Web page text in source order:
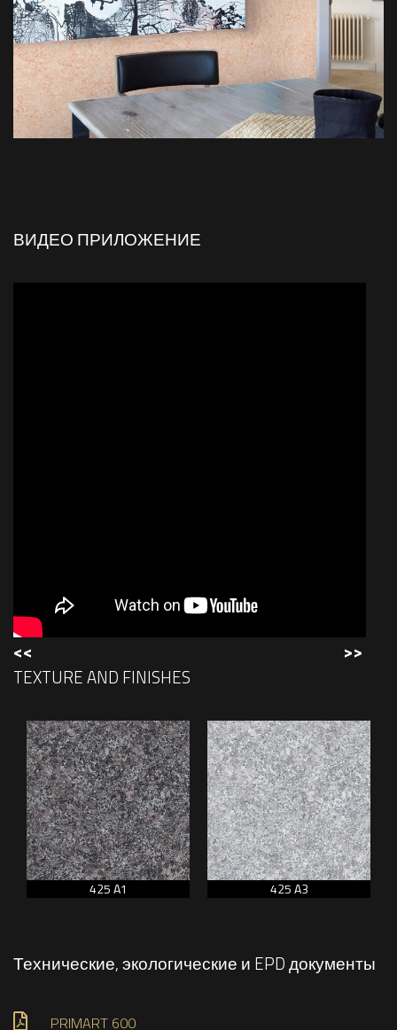
ВИДЕО ПРИЛОЖЕНИЕ
<< >>
TEXTURE AND FINISHES
425 A1 425 A3
Технические, экологические и EPD документы
PRIMART 600